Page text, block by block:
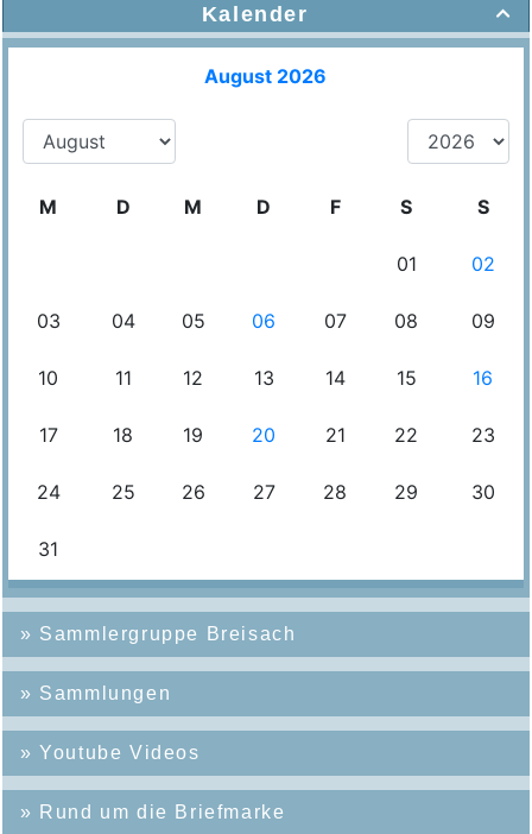

Kalender
» Sammlergruppe Breisach
» Sammlungen
»Youtube Videos
» Rund um die Briefmarke